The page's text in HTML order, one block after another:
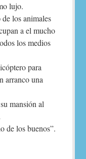
lujo.
los animales
a el mucho
los medios
para
arranco una
mansión al
de los buenos”.